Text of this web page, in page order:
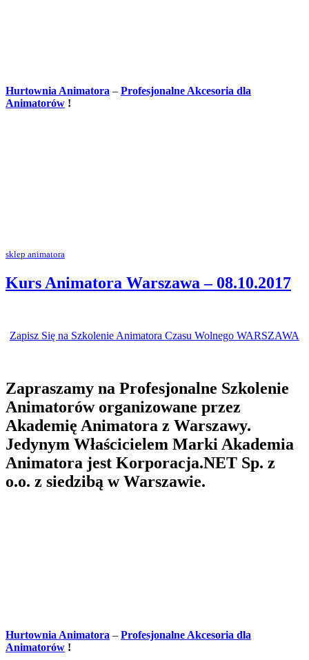
Hurtownia Animatora – Profesjonalne Akcesoria dla
Animatorów !
sklep animatora
Kurs Animatora Warszawa – 08.10.2017
Zapisz Się na Szkolenie Animatora Czasu Wolnego WARSZAWA
Zapraszamy na Profesjonalne Szkolenie
Animatorów organizowane przez
Akademię Animatora z Warszawy.
Jedynym Właścicielem Marki Akademia
Animatora jest Korporacja.NET Sp. z
o.o. z siedzibą w Warszawie.
Hurtownia Animatora – Profesjonalne Akcesoria dla
Animatorów !